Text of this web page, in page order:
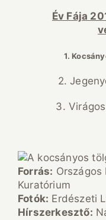
Év Fája
1.
2.
3.
Forrás: Országos
Kuratórium
Fotók: Erdészeti
Hírszerkesztő: